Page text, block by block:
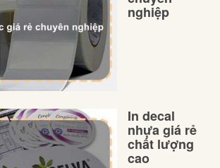
nghiệp
In decal
nhựa giá rẻ
chất lượng
cao